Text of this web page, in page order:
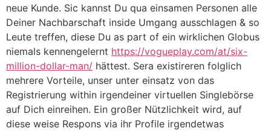
neue Kunde. Sic kannst Du qua einsamen Personen alle
Deiner Nachbarschaft inside Umgang ausschlagen & so
Leute treffen, diese Du as part of ein wirklichen Globus
niemals kennengelernt https://vogueplay.com/at/six-
million-dollar-man/ hättest. Sera existireren folglich
mehrere Vorteile, unser unter einsatz von das
Registrierung within irgendeiner virtuellen Singlebörse
auf Dich einreihen. Ein großer Nützlichkeit wird, auf
diese weise Respons via ihr Profile irgendetwas